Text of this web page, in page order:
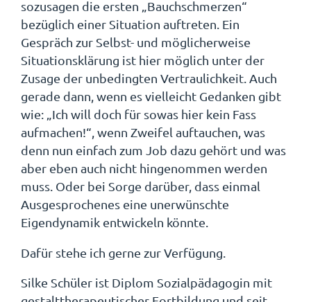
sozusagen die ersten „Bauchschmerzen“
bezüglich einer Situation auftreten. Ein
Gespräch zur Selbst- und möglicherweise
Situationsklärung ist hier möglich unter der
Zusage der unbedingten Vertraulichkeit. Auch
gerade dann, wenn es vielleicht Gedanken gibt
wie: „Ich will doch für sowas hier kein Fass
aufmachen!“, wenn Zweifel auftauchen, was
denn nun einfach zum Job dazu gehört und was
aber eben auch nicht hingenommen werden
muss. Oder bei Sorge darüber, dass einmal
Ausgesprochenes eine unerwünschte
Eigendynamik entwickeln könnte.
Dafür stehe ich gerne zur Verfügung.
Silke Schüler ist Diplom Sozialpädagogin mit